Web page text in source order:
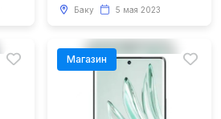
Баку 5 мая 2023
Магазин